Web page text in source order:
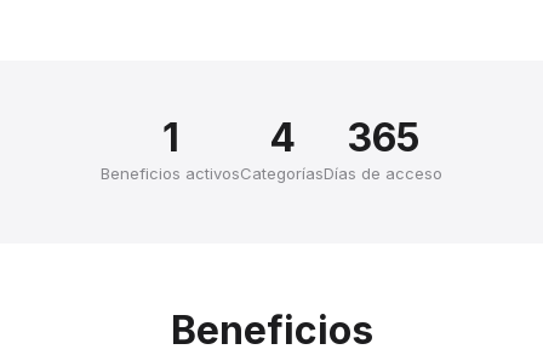
1
Beneficios activos
4
Categorías
365
Días de acceso
Beneficios